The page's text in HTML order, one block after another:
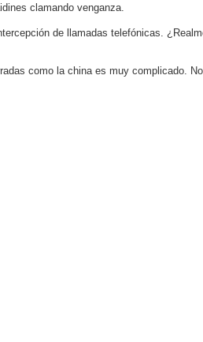
clamando venganza.
de llamadas telefónicas.
como la china es muy complicado.